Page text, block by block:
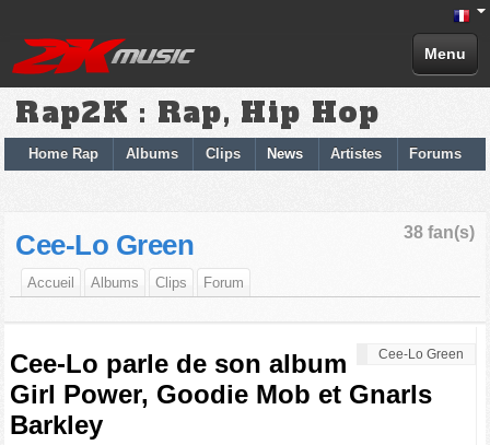
Menu
Rap2K : Rap, Hip Hop
Home Rap Albums Clips News Artistes Forums
38 fan(s)
Cee-Lo Green
Accueil Albums Clips Forum
Cee-Lo Green
Cee-Lo parle de son album
Girl Power, Goodie Mob et Gnarls
Barkley